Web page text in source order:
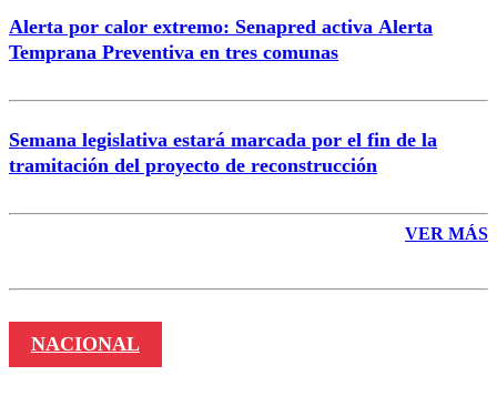
Alerta por calor extremo: Senapred activa Alerta
Temprana Preventiva en tres comunas
Semana legislativa estará marcada por el fin de la
tramitación del proyecto de reconstrucción
VER MÁS
NACIONAL